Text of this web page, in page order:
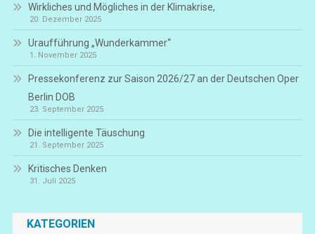
Wirkliches und Mögliches in der Klimakrise,
20. Dezember 2025
Uraufführung „Wunderkammer“
1. November 2025
Pressekonferenz zur Saison 2026/27 an der Deutschen Oper
Berlin DOB
23. September 2025
Die intelligente Täuschung
21. September 2025
Kritisches Denken
31. Juli 2025
KATEGORIEN